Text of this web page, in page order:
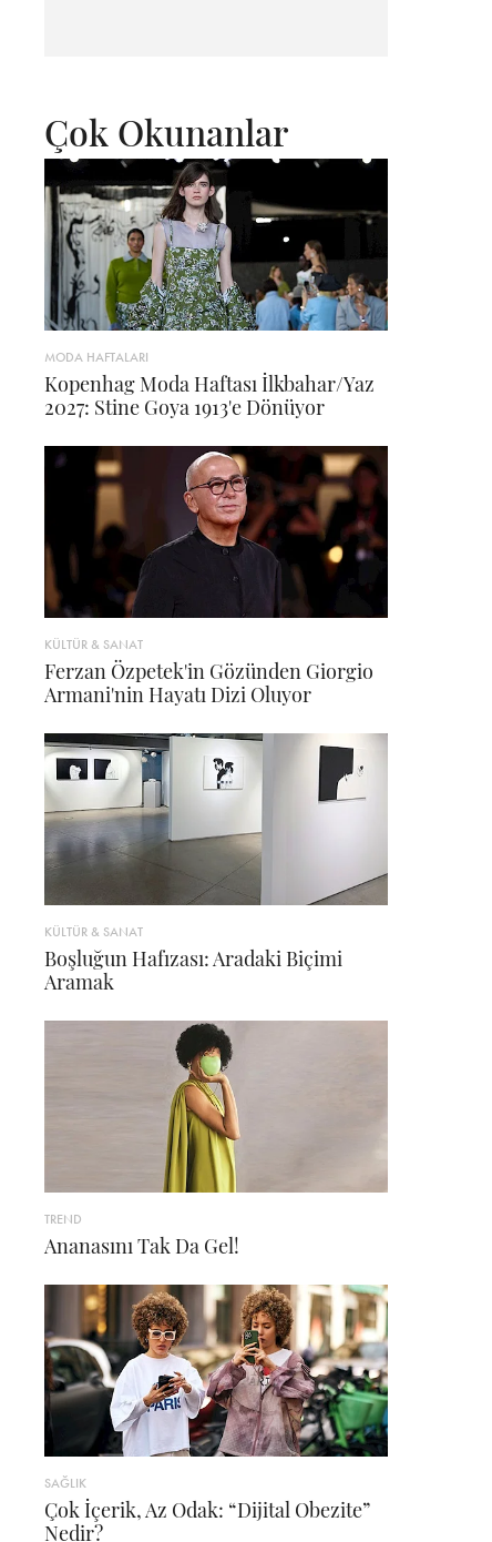
Çok Okunanlar
MODA HAFTALARI
Kopenhag Moda Haftası İlkbahar/Yaz
2027: Stine Goya 1913'e Dönüyor
KÜLTÜR & SANAT
Ferzan Özpetek'in Gözünden Giorgio
Armani'nin Hayatı Dizi Oluyor
KÜLTÜR & SANAT
Boşluğun Hafızası: Aradaki Biçimi
Aramak
TREND
Ananasını Tak Da Gel!
SAĞLIK
Çok İçerik, Az Odak: “Dijital Obezite”
Nedir?